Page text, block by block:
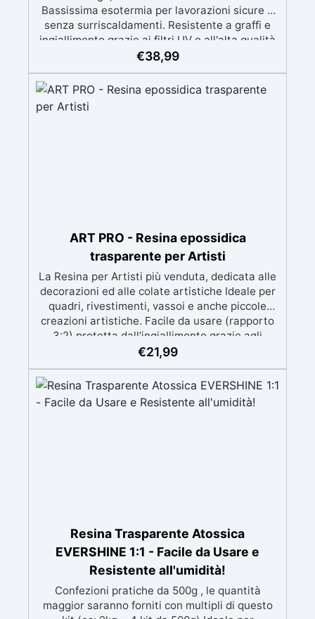
Bassissima esotermia per lavorazioni sicure e
senza surriscaldamenti. Resistente a graffi e
ingiallimento grazie ai filtri UV e all'alta qualità
meccanica. Bassa viscosità per eliminare bolle
BPA/VOC free e certificata per il contatto
prolungato con la pelle.
€38,99
ART PRO - Resina epossidica
trasparente per Artisti
La Resina per Artisti più venduta, dedicata alle
decorazioni ed alle colate artistiche Ideale per
quadri, rivestimenti, vassoi e anche piccole
creazioni artistiche. Facile da usare (rapporto
3:2) protetta dall’ingiallimento grazie agli
speciali filtri UV Formula densa : non cola via,
in 12-24h garantendo una superficie lucida e
brillante
€21,99
Resina Trasparente Atossica
EVERSHINE 1:1 - Facile da Usare e
Resistente all'umidità!
Confezioni pratiche da 500g , le quantità
maggior saranno forniti con multipli di questo